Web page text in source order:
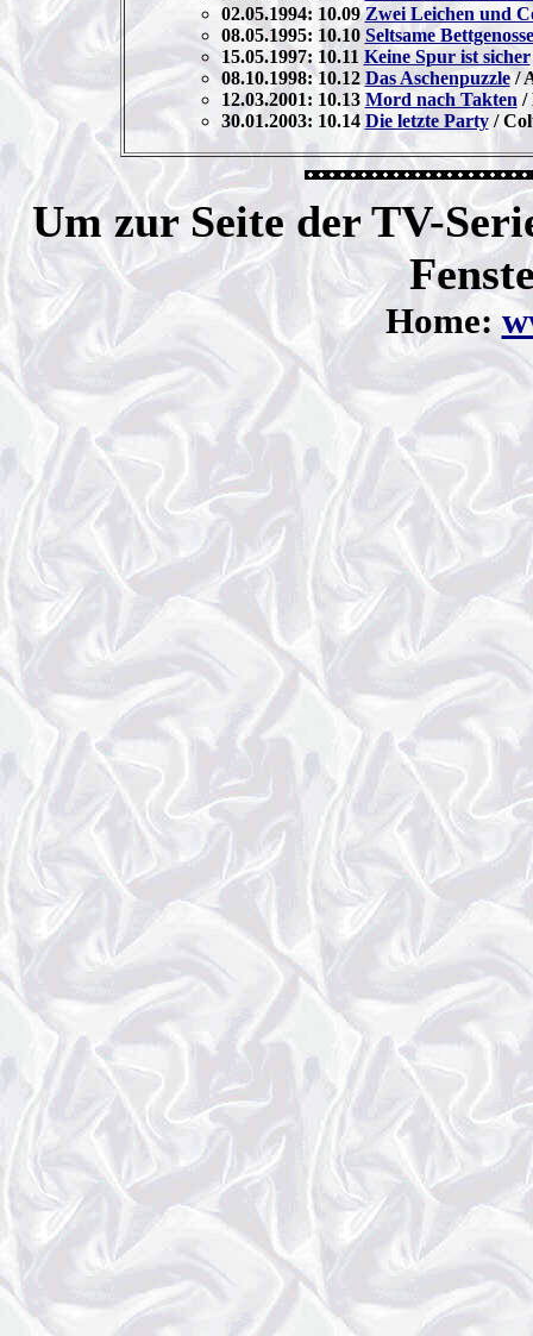
02.05.1994: 10.09Zwei Leichen und
08.05.1995: 10.10 Seltsame
15.05.1997: 10.11 Keine Spur ist sicher
08.10.1998: 10.12 Das Aschenpuzzle/
12.03.2001: 10.13 Mord nach Takten /
30.01.2003: 10.14Die letzte Party/
Um zur Seite der TV-
Home: